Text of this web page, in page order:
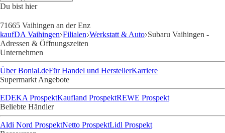
Du bist hier
71665 Vaihingen an der Enz
kaufDA Vaihingen Filialen Werkstatt & Auto Subaru Vaihingen -
Adressen & Öffnungszeiten
Unternehmen
Über Bonial.deFür Handel und HerstellerKarriere
Supermarkt Angebote
EDEKA ProspektKaufland ProspektREWE Prospekt
Beliebte Händler
Aldi Nord ProspektNetto ProspektLidl Prospekt